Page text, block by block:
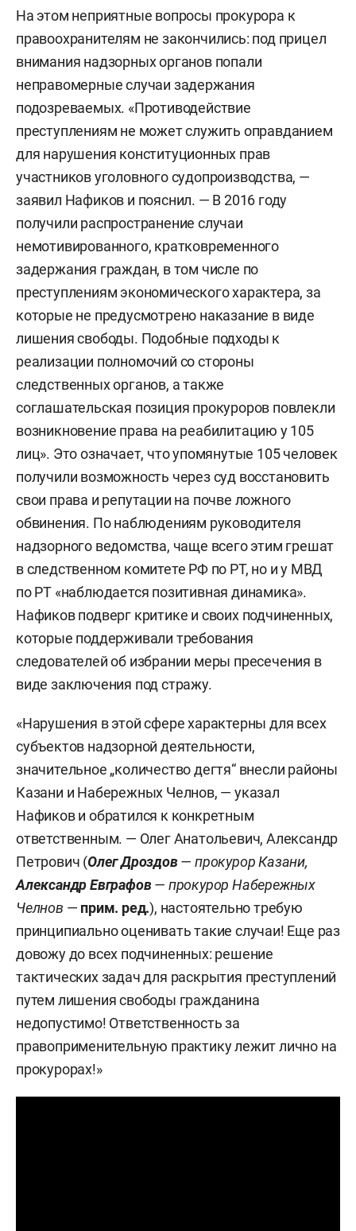
На этом неприятные вопросы прокурора к
правоохранителям не закончились: под прицел
внимания надзорных органов попали
неправомерные случаи задержания
подозреваемых. «Противодействие
преступлениям не может служить оправданием
для нарушения конституционных прав
участников уголовного судопроизводства, —
заявил Нафиков и пояснил. — В 2016 году
получили распространение случаи
немотивированного, кратковременного
задержания граждан, в том числе по
преступлениям экономического характера, за
которые не предусмотрено наказание в виде
лишения свободы. Подобные подходы к
реализации полномочий со стороны
следственных органов, а также
соглашательская позиция прокуроров повлекли
возникновение права на реабилитацию у 105
лиц». Это означает, что упомянутые 105 человек
получили возможность через суд восстановить
свои права и репутации на почве ложного
обвинения. По наблюдениям руководителя
надзорного ведомства, чаще всего этим грешат
в следственном комитете РФ по РТ, но и у МВД
по РТ «наблюдается позитивная динамика».
Нафиков подверг критике и своих подчиненных,
которые поддерживали требования
следователей об избрании меры пресечения в
виде заключения под стражу.
«Нарушения в этой сфере характерны для всех
субъектов надзорной деятельности,
значительное „количество дегтя“ внесли районы
Казани и Набережных Челнов, — указал
Нафиков и обратился к конкретным
ответственным. — Олег Анатольевич, Александр
Петрович (Олег Дроздов— прокурор Казани,
Александр Евграфов— прокурор Набережных
Челнов — прим. ред.), настоятельно требую
принципиально оценивать такие случаи! Еще раз
довожу до всех подчиненных: решение
тактических задач для раскрытия преступлений
путем лишения свободы гражданина
недопустимо! Ответственность за
правоприменительную практику лежит лично на
прокурорах!»